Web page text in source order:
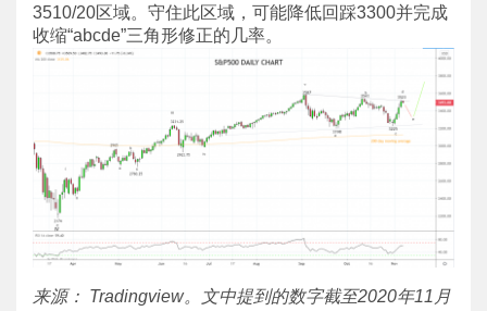
3510/20区域。守住此区域，可能降低回踩3300并完成
收缩“abcde”三角形修正的几率。
来源： Tradingview。文中提到的数字截至2020年11月